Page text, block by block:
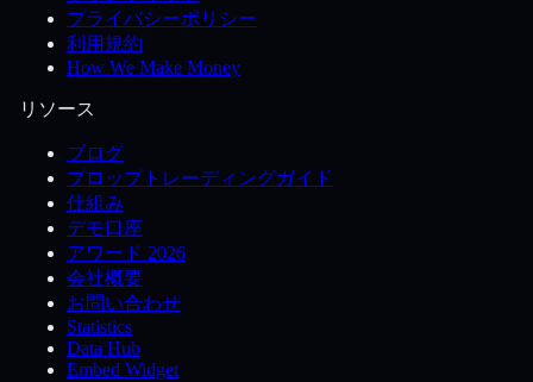
プライバシーポリシー
利用規約
How We Make Money
リソース
ブログ
プロップトレーディングガイド
仕組み
デモ口座
アワード 2026
会社概要
お問い合わせ
Statistics
Data Hub
Embed Widget